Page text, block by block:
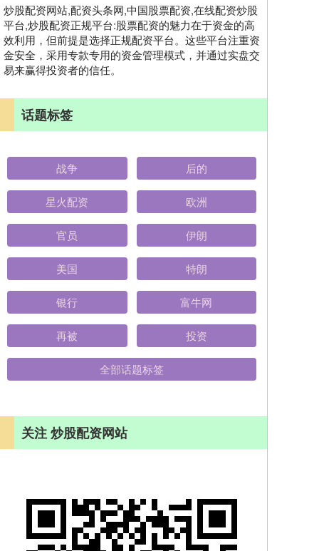
炒股配资网站,配资头条网,中国股票配资,在线配资炒股
平台,炒股配资正规平台:股票配资的魅力在于资金的高
效利用，但前提是选择正规配资平台。这些平台注重资
金安全，采用专款专用的资金管理模式，并通过实盘交
易来赢得投资者的信任。
话题标签
战争 后的
星火配资 欧洲
官员 伊朗
美国 特朗
银行 富牛网
再被 投资
全部话题标签
关注 炒股配资网站